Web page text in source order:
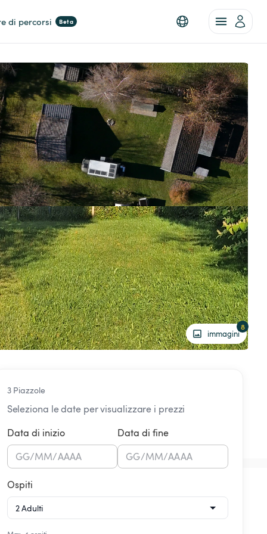
di percorsi Beta
immagini
8
3 Piazzole
Seleziona le date per visualizzare i prezzi
Data di inizio
GG/MM/AAAA
Data di fine
GG/MM/AAAA
Ospiti